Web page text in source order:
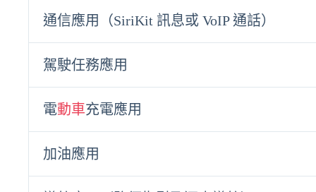
通信應用（SiriKit 訊息或 VoIP 通話）
駕駛任務應用
電動車充電應用
加油應用